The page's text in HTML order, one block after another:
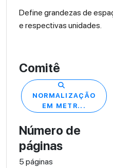
Define grandezas de
e respectivas unidades.
Comitê
NORMALIZAÇÃO
EM METR...
Número de
páginas
5 páginas